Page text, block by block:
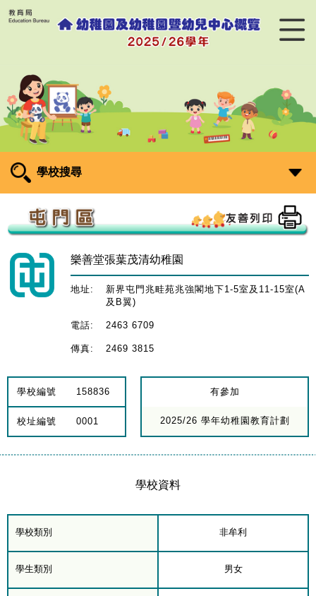
學校搜尋
樂善堂張葉茂清幼稚園
地址:
新界屯門兆畦苑兆強閣地下1-5室及11-15室(A
及B翼)
電話: 2463 6709
傳真: 2469 3815
學校編號 158836
校址編號 0001
有參加
2025/26 學年幼稚園教育計劃
學校資料
學校類別 非牟利
學生類別 男女